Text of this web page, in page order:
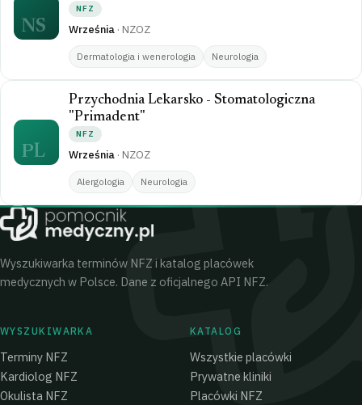
NS
NFZ
Września · NZOZ
Dermatologia i wenerologia Neurologia
PL
Przychodnia Lekarsko - Stomatologiczna
"Primadent"
NFZ
Września · NZOZ
Alergologia Neurologia
Wyszukiwarka terminów NFZ i katalog placówek
medycznych w Polsce. Dane z oficjalnego API NFZ.
WYSZUKIWARKA
Terminy NFZ
Kardiolog NFZ
Okulista NFZ
KATALOG
Wszystkie placówki
Prywatne kliniki
Placówki NFZ